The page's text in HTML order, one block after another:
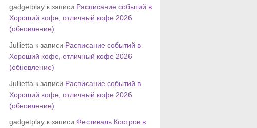
gadgetplay к записи Расписание событий в
Хороший кофе, отличный кофе 2026
(обновление)
Jullietta к записи Расписание событий в
Хороший кофе, отличный кофе 2026
(обновление)
Jullietta к записи Расписание событий в
Хороший кофе, отличный кофе 2026
(обновление)
gadgetplay к записи Фестиваль Костров в